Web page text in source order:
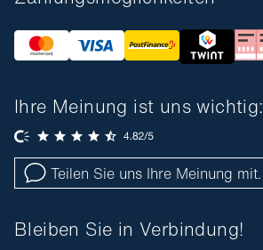
Ihre Meinung ist uns wichtig:
Teilen Sie uns Ihre Meinung mit.
Bleiben Sie in Verbindung!